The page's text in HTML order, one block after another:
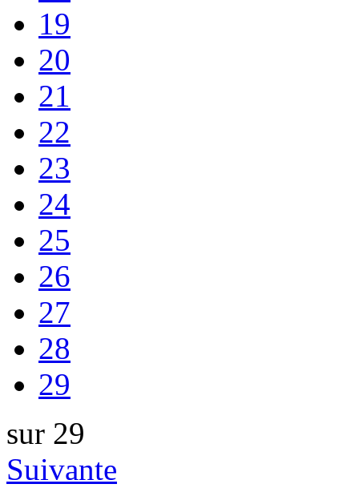
19
20
21
22
23
24
25
26
27
28
29
sur 29
Suivante